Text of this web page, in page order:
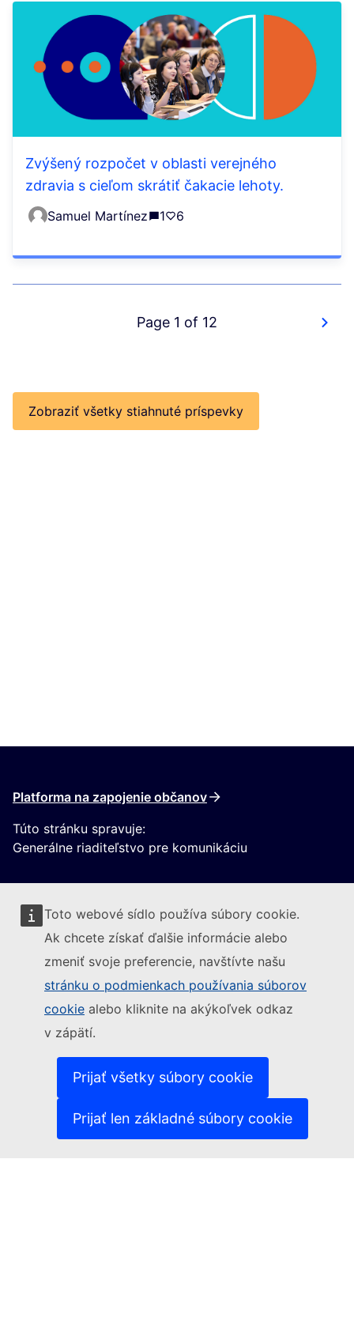
Toto webové sídlo používa súbory cookie.
Ak chcete získať ďalšie informácie alebo
zmeniť svoje preferencie, navštívte našu
stránku o podmienkach používania súborov
cookie alebo kliknite na akýkoľvek odkaz
v zápätí.
Prijať všetky súbory cookie
Prijať len základné súbory cookie
Zvýšený rozpočet v oblasti verejného
zdravia s cieľom skrátiť čakacie lehoty.
Samuel Martínez 1 6
Page 1 of 12
Zobraziť všetky stiahnuté príspevky
Platforma na zapojenie občanov
Túto stránku spravuje:
Generálne riaditeľstvo pre komunikáciu
Sledujte Európsku komisiu
Kontakt(Externý odkaz)
Nahlásiť IT zraniteľnosť
Jazyky na našich webových stránkach(Externý odkaz)
Súbory cookies(Externý odkaz)
Politika ochrany osobných údajov
Právne upozornenie
(Externý odkaz)